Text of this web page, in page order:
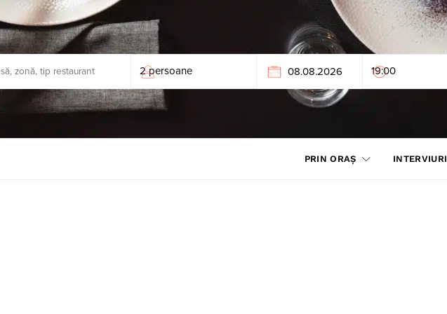
PRIN ORAȘ INTERVIURI